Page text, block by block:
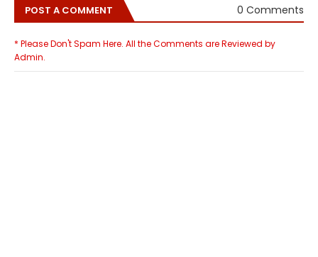
POST A COMMENT 0 Comments
* Please Don't Spam Here. All the Comments are Reviewed by
Admin.